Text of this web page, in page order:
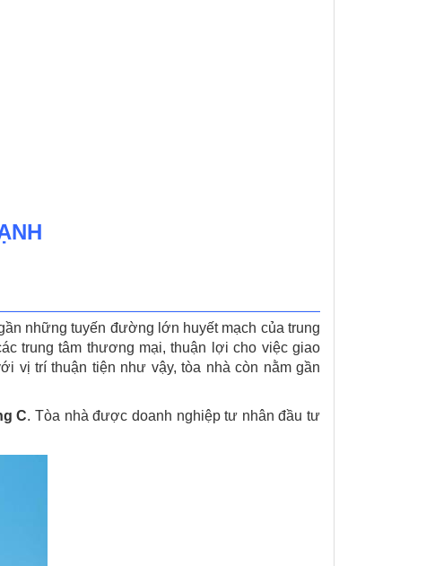
những tuyến đường lớn huyết mạch của trung
trung tâm thương mại, thuận lợi cho việc giao
vị trí thuận tiện như vậy, tòa nhà còn nằm gần
C. Tòa nhà được doanh nghiệp tư nhân đầu tư